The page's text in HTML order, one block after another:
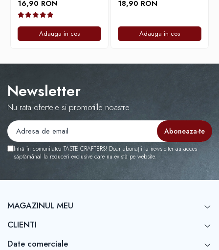
Timemore
Toddy
Wilfa
Zuma
16,90 RON
Adauga in cos
18,90 RON
Adauga in cos
Newsletter
Nu rata ofertele si promotiile noastre
Intră în comunitatea TASTE CRAFTERS! Doar abonații la newsletter au acces
săptămânal la reduceri exclusive care nu există pe website.
MAGAZINUL MEU
CLIENTI
Date comerciale